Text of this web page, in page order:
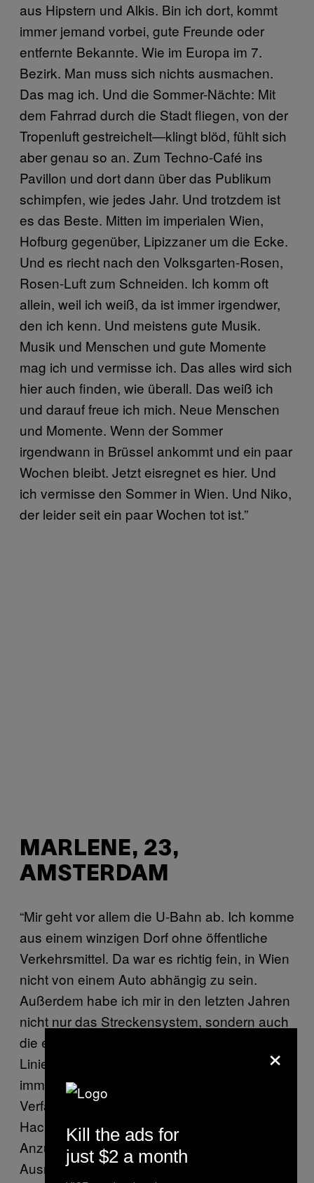
aus Hipstern und Alkis. Bin ich dort, kommt
immer jemand vorbei, gute Freunde oder
entfernte Bekannte. Wie im Europa im 7.
Bezirk. Man muss sich nichts ausmachen.
Das mag ich. Und die Sommer-Nächte: Mit
dem Fahrrad durch die Stadt fliegen, von der
Tropenluft gestreichelt—klingt blöd, fühlt sich
aber genau so an. Zum Techno-Café ins
Pavillon und dort dann über das Publikum
schimpfen, wie jedes Jahr. Und trotzdem ist
es das Beste. Mitten im imperialen Wien,
Hofburg gegenüber, Lipizzaner um die Ecke.
Und es riecht nach den Volksgarten-Rosen,
Rosen-Luft zum Schneiden. Ich komm oft
allein, weil ich weiß, da ist immer irgendwer,
den ich kenn. Und meistens gute Musik.
Musik und Menschen und gute Momente
mag ich und vermisse ich. Das alles wird sich
hier auch finden, wie überall. Das weiß ich
und darauf freue ich mich. Neue Menschen
und Momente. Wenn der Sommer
irgendwann in Brüssel ankommt und ein paar
Wochen bleibt. Jetzt eisregnet es hier. Und
ich vermisse den Sommer in Wien. Und Niko,
der leider seit ein paar Wochen tot ist.”
MARLENE, 23,
AMSTERDAM
“Mir geht vor allem die U-Bahn ab. Ich komme
aus einem winzigen Dorf ohne öffentliche
Verkehrsmittel. Da war es richtig fein, in Wien
nicht von einem Auto abhängig zu sein.
Außerdem habe ich mir in den letzten Jahren
nicht nur das Streckensystem, sondern auch
die einzelnen Charakterzüge der U-Bahn-
Linien eingeprägt. Man weiß unter der Erde
immer, was überirdisch so abgeht. Je nach
Verfassung der Passagiere und Dichte an
HacklerInnen, StudentInnen,
AnzugträgerInnen und TouristInnen. Und als
Ausrede fürs Zuspätkommen ist die U-Bahn
×
Kill the ads for
just $2 a month